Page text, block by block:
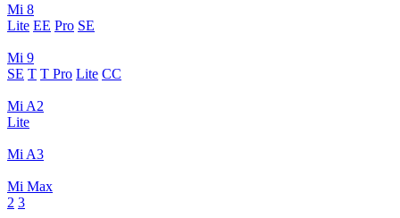
Mi 8
Lite EE Pro SE
Mi 9
SE T T Pro Lite CC
Mi A2
Lite
Mi A3
Mi Max
2 3